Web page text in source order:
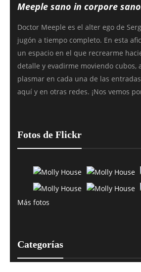
Meeple sano in corpore
Doctor Meeple es el alter ego de
jugón a tiempo completo. En esta
un espacio en el que recrearme
detalle y evadirme moviendo cubos,
plasmar en cada una de las
aquí y en otras redes. ¡Nos vemos
Fotos de Flickr
Más fotos
Categorías